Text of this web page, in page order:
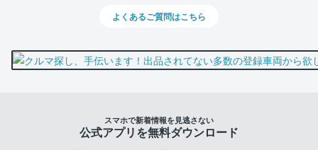
よくあるご質問はこちら
スマホで新着情報を見逃さない
公式アプリを無料ダウンロード